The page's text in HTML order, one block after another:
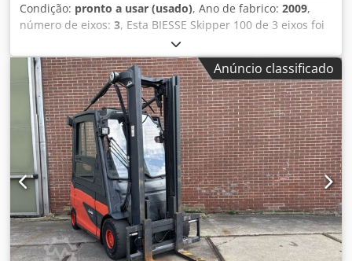
Condição: pronto a usar (usado), Ano de fabrico: 2009,
número de eixos: 3, Esta BIESSE Skipper 100 de 3 eixos foi
fabricada em 2009. Apresenta uma área de trabalho
versátil, com um comprimento máximo de 3 000 mm e
uma largura de 1 000 mm. A máquina está equipada com
78 fusos de perfuração independentes, o que permite uma
perfuração vertical e horizontal eficiente, bem como
capacidades de fresagem e ranhuramento. Se procura
obter capacidades de processamento CNC de alta
qualidade, considere a máquina BIESSE Skipper 100 que
temos à venda. Contacte-nos para mais informações. •
Capacidade de peça • Comprimento: 90 – 3 000 mm •
Largura: 70 – 1 000 mm • Espessura: 8 – 60 mm • Áreas de
trabalho • Eixo X • Perfuração vertical: 0 – 3 000 mm •
Perfuração horizontal (eixos X e Y): 0 – 3 000 mm •
Fresagem contínua: 0 – 2 500 mm • Fresagem parcial: 0 – 3
Anúncio classificado